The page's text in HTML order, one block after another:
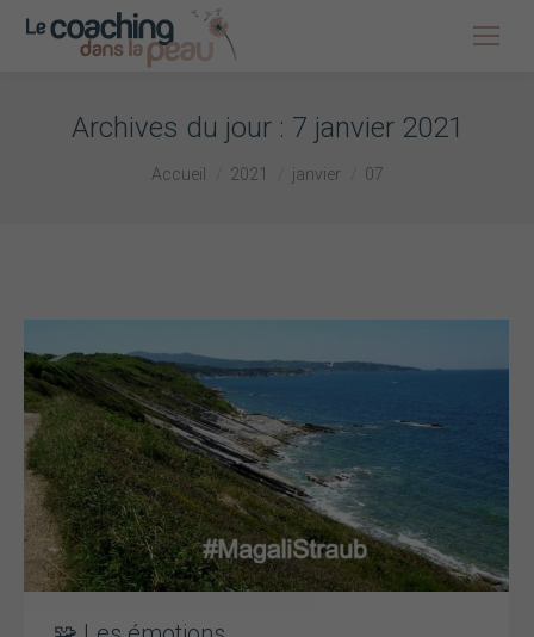
Archives du jour : 7 janvier 2021
Vous êtes ici :
Accueil 2021 janvier 07